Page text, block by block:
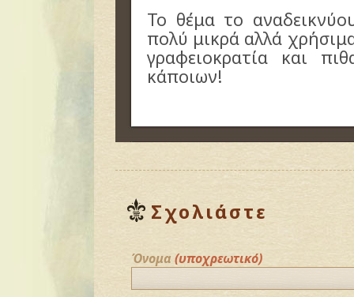
Το θέμα το
πολύ μικρά αλλά
γραφειοκρατία και
κάποιων!
Σχολιάστε
Όνομα (υποχρεωτικό)